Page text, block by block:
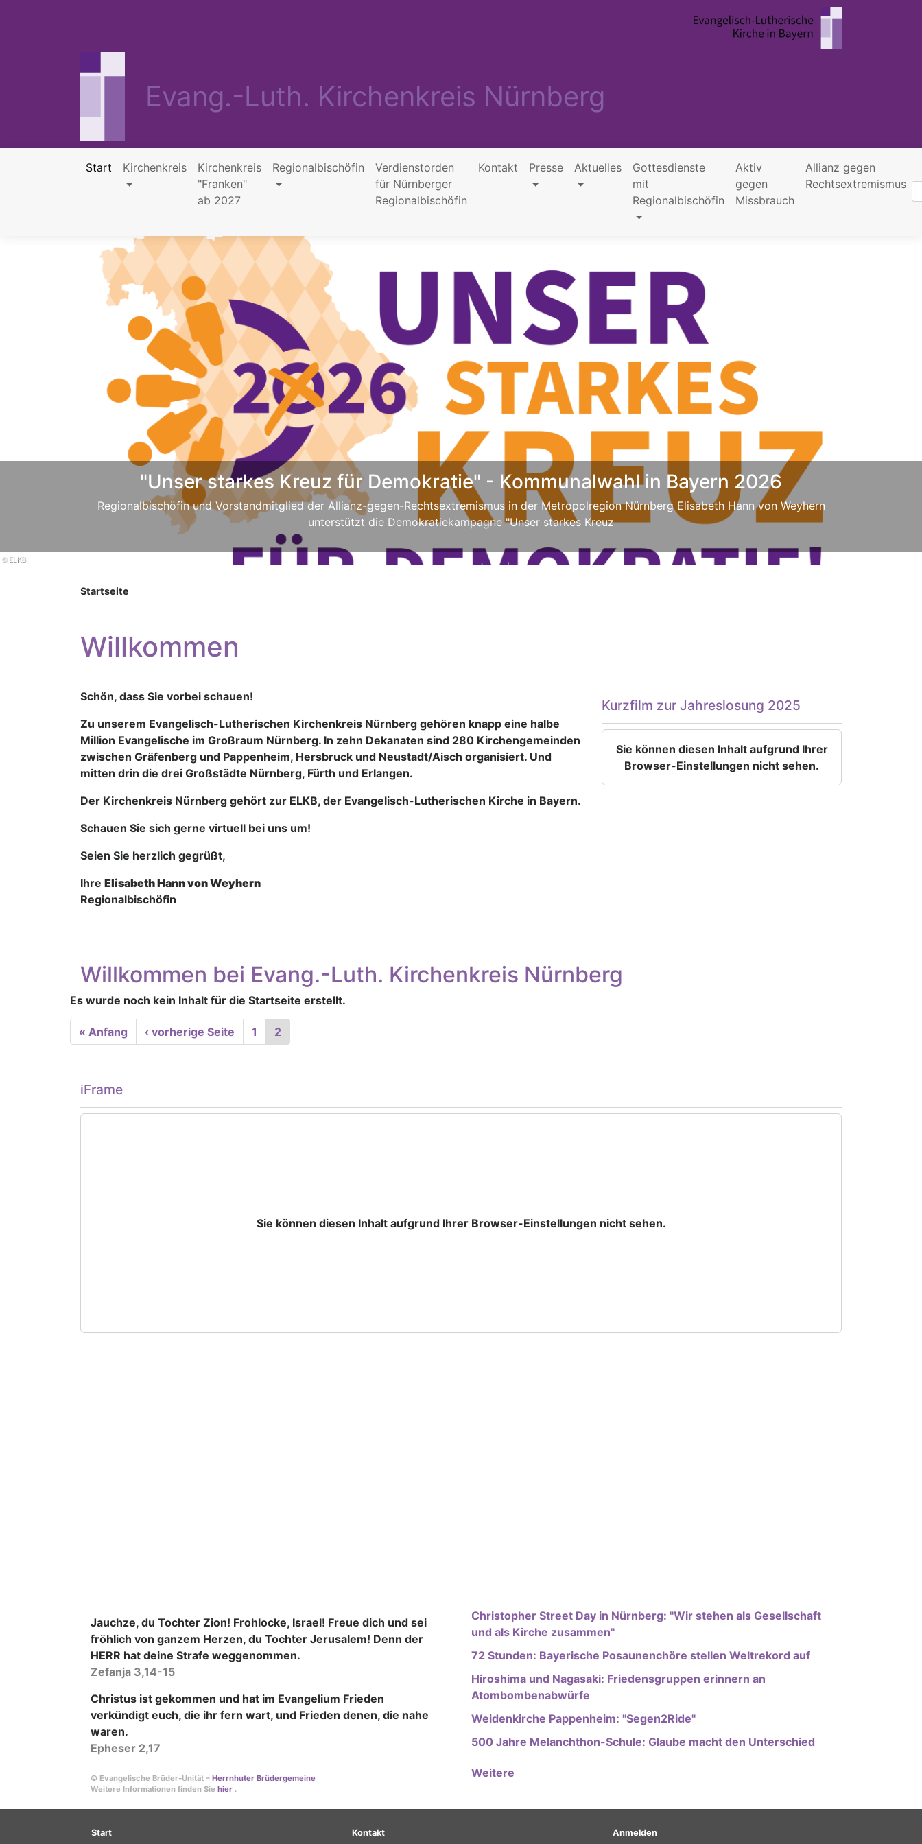
Evang.-Luth. Kirchenkreis Nürnberg
Hauptnavigation
Start Kirchenkreis
Kirchenkreis
"Franken"
ab 2027
Regionalbischöfin
Verdienstorden
für Nürnberger
Regionalbischöfin
Kontakt Presse Aktuelles
Gottesdienste
mit
Regionalbischöfin
Aktiv
gegen
Missbrauch
Allianz gegen
Rechtsextremismus
"Unser starkes Kreuz für Demokratie" - Kommunalwahl in Bayern 2026
Regionalbischöfin und Vorstandmitglied der Allianz-gegen-Rechtsextremismus in der Metropolregion Nürnberg Elisabeth Hann von Weyhern
unterstützt die Demokratiekampagne "Unser starkes Kreuz
Startseite
Willkommen
Schön, dass Sie vorbei schauen!
Zu unserem Evangelisch-Lutherischen Kirchenkreis Nürnberg gehören knapp eine halbe
Million Evangelische im Großraum Nürnberg. In zehn Dekanaten sind 280 Kirchengemeinden
zwischen Gräfenberg und Pappenheim, Hersbruck und Neustadt/Aisch organisiert. Und
mitten drin die drei Großstädte Nürnberg, Fürth und Erlangen.
Der Kirchenkreis Nürnberg gehört zur ELKB, der Evangelisch-Lutherischen Kirche in Bayern.
Schauen Sie sich gerne virtuell bei uns um!
Seien Sie herzlich gegrüßt,
Ihre Elisabeth Hann von Weyhern
Regionalbischöfin
Kurzfilm zur Jahreslosung 2025
Sie können diesen Inhalt aufgrund Ihrer
Browser-Einstellungen nicht sehen.
Willkommen bei Evang.-Luth. Kirchenkreis Nürnberg
Es wurde noch kein Inhalt für die Startseite erstellt.
Seitennummerierung
First
page
« Anfang
Vorherige
Seite
‹ vorherige Seite Seite
1
Aktuelle
Seite
2
iFrame
Sie können diesen Inhalt aufgrund Ihrer Browser-Einstellungen nicht sehen.
Jauchze, du Tochter Zion! Frohlocke, Israel! Freue dich und sei
fröhlich von ganzem Herzen, du Tochter Jerusalem! Denn der
HERR hat deine Strafe weggenommen.
Zefanja 3,14-15
Christus ist gekommen und hat im Evangelium Frieden
verkündigt euch, die ihr fern wart, und Frieden denen, die nahe
waren.
Epheser 2,17
© Evangelische Brüder-Unität – Herrnhuter Brüdergemeine
Weitere Informationen finden Sie hier .
Christopher Street Day in Nürnberg: "Wir stehen als Gesellschaft
und als Kirche zusammen"
72 Stunden: Bayerische Posaunenchöre stellen Weltrekord auf
Hiroshima und Nagasaki: Friedensgruppen erinnern an
Atombombenabwürfe
Weidenkirche Pappenheim: "Segen2Ride"
500 Jahre Melanchthon-Schule: Glaube macht den Unterschied
Weitere
Hauptnavigation
Start Fußbereichsmenü
Kontakt Benutzermenü
Anmelden